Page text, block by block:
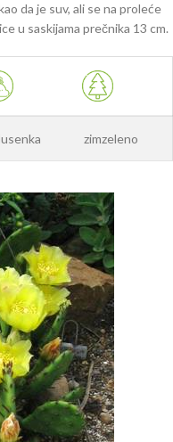
da je suv, ali se na proleće
u saskijama prečnika 13 cm.
zimzeleno